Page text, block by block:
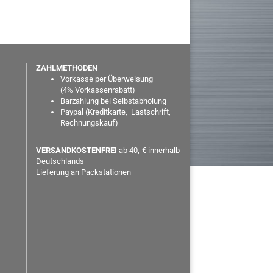
ZAHLMETHODEN
Vorkasse per Überweisung
(4% Vorkassenrabatt)
Barzahlung bei Selbstabholung
Paypal (Kreditkarte, Lastschrift,
Rechnungskauf)
VERSANDKOSTENFREI ab 40,-€ innerhalb
Deutschlands
Lieferung an Packstationen